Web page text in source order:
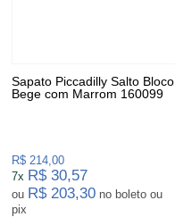
Sapato Piccadilly Salto Bloco
Bege com Marrom 160099
R$ 214,00
7x R$ 30,57
ou R$ 203,30 no boleto ou
pix